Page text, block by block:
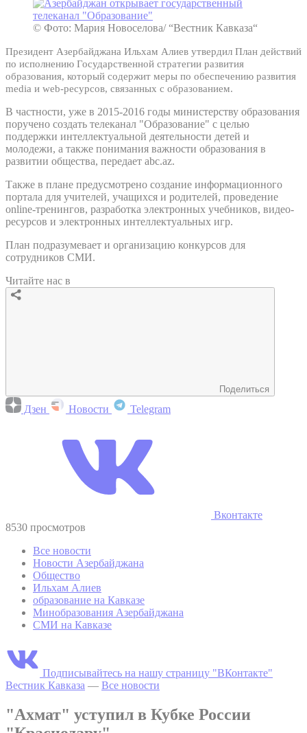
© Фото: Мария Новоселова/ “Вестник Кавказа“
Президент Азербайджана Ильхам Алиев утвердил План действий
по исполнению Государственной стратегии развития
образования, который содержит меры по обеспечению развития
media и web-ресурсов, связанных с образованием.
В частности, уже в 2015-2016 годы министерству образования
поручено создать телеканал "Образование" с целью
поддержки интеллектуальной деятельности детей и
молодежи, а также понимания важности образования в
развитии общества, передает abc.az.
Также в плане предусмотрено создание информационного
портала для учителей, учащихся и родителей, проведение
online-тренингов, разработка электронных учебников, видео-
ресурсов и электронных интеллектуальных игр.
План подразумевает и организацию конкурсов для
сотрудников СМИ.
Читайте нас в
Поделиться
Дзен Новости Telegram
Вконтакте
8530 просмотров
Все новости
Новости Азербайджана
Общество
Ильхам Алиев
образование на Кавказе
Минобразования Азербайджана
СМИ на Кавказе
Подписывайтесь на нашу страницу "ВКонтакте"
Вестник Кавказа — Все новости
"Ахмат" уступил в Кубке России